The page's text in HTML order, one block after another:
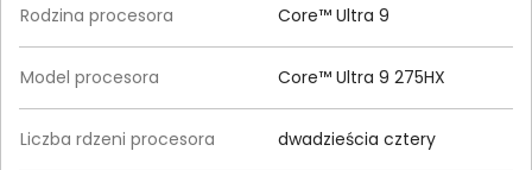
Rodzina procesora Core™ Ultra 9
Model procesora Core™ Ultra 9 275HX
Liczba rdzeni procesora dwadzieścia cztery